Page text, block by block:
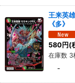
王来英
《多》
580円(
在庫数 3
-